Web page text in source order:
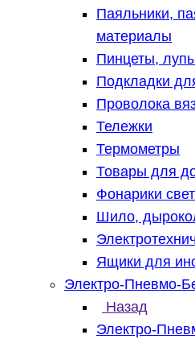
Паяльники,
материалы
Пинцеты,
Подкладки
Проволока
Тележки
Термометры
Товары для
Фонарики
Шило,
Ящики для
Электро-Пневмо-
Назад
Электро-